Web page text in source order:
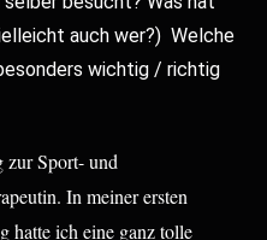
auch wer?) Welche
wichtig / richtig
zur Sport- und
In meiner ersten
hatte ich eine ganz tolle